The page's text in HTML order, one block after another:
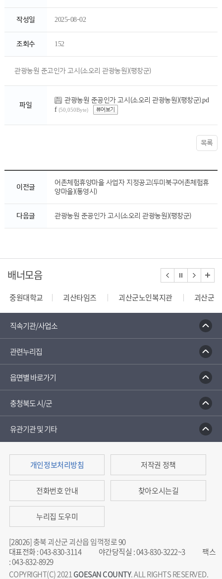
작성일 2025-08-02
조회수 152
관광농원 준고인가 고시(소오리 관광농원)(평창군)
파일
관광농원 준공인가 고시(소오리 관광농원)(평창군).pd
f (50,050Byte) 뷰어보기
목록
이전글
어촌체험휴양마을 사업자 지정공고(두미북구어촌체험휴
양마을)(통영시)
다음글 관광농원 준공인가 고시(소오리 관광농원)(평창군)
배너모음
중원대학교 괴산타임즈 괴산군노인복지관
괴산군
직속기관/사업소
관련누리집
읍면별 바로가기
충청북도 시/군
유관기관 및 기타
개인정보처리방침 저작권 정책
전화번호 안내 찾아오시는길
누리집 도우미
[28026] 충북 괴산군 괴산읍 임꺽정로 90
대표전화:043-830-3114 야간당직실 :043-830-3222~3
팩스
:043-832-8929
COPYRIGHT(C) 2021GOESAN COUNTY. ALL RIGHTS RESERVED.